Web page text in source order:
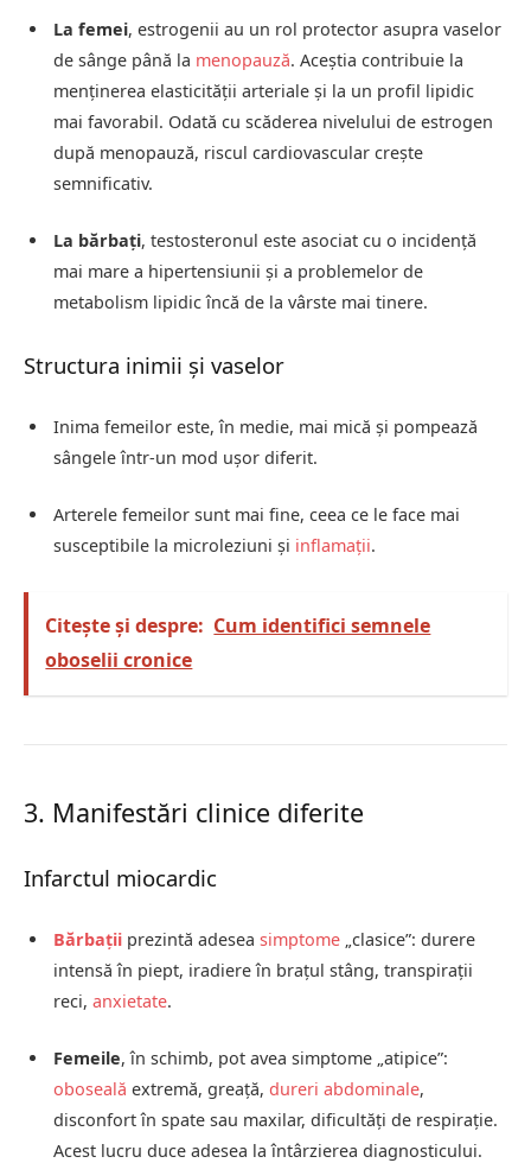
La femei, estrogenii au un rol protector asupra vaselor
de sânge până la menopauză. Aceștia contribuie la
menținerea elasticității arteriale și la un profil lipidic
mai favorabil. Odată cu scăderea nivelului de estrogen
după menopauză, riscul cardiovascular crește
semnificativ.
La bărbați, testosteronul este asociat cu o incidență
mai mare a hipertensiunii și a problemelor de
metabolism lipidic încă de la vârste mai tinere.
Structura inimii și vaselor
Inima femeilor este, în medie, mai mică și pompează
sângele într-un mod ușor diferit.
Arterele femeilor sunt mai fine, ceea ce le face mai
susceptibile la microleziuni și inflamații.
Citește și despre: Cum identifici semnele
oboselii cronice
3. Manifestări clinice diferite
Infarctul miocardic
Bărbații prezintă adesea simptome „clasice”: durere
intensă în piept, iradiere în brațul stâng, transpirații
reci, anxietate.
Femeile, în schimb, pot avea simptome „atipice”:
oboseală extremă, greață, dureri abdominale,
disconfort în spate sau maxilar, dificultăți de respirație.
Acest lucru duce adesea la întârzierea diagnosticului.